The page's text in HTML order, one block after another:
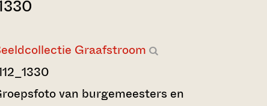
Graafstroom
van burgemeesters en